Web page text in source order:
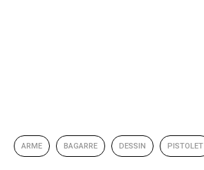
ARME BAGARRE DESSIN PISTOLET